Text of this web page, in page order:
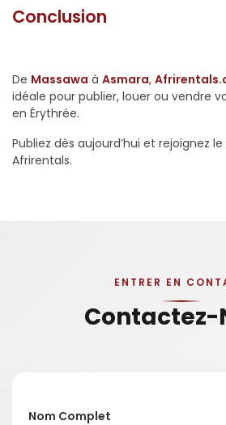
Conclusion
De Massawa à Asmara,
idéale pour publier, louer ou vendre
en Érythrée.
Publiez dès aujourd’hui et rejoignez
Afrirentals.
ENTRER EN
Contactez-
Nom Complet